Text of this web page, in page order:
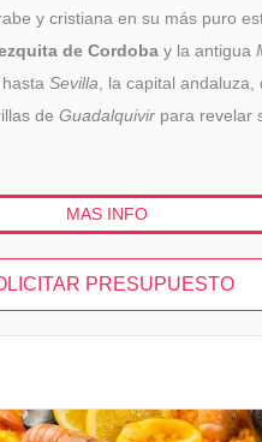
y cristiana en su más puro
de Cordoba y la antigua
Sevilla, la capital andaluza,
de Guadalquivir para revelar
MAS INFO
PRESUPUESTO